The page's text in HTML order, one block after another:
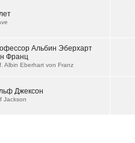
Альбин Эберхарт
Франц
Albin Eberhart von Franz
Джексон
Jackson